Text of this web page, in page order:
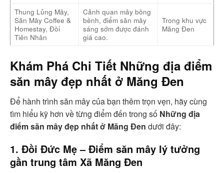
Thung Lũng Mây,
Săn Mây Coffee &
Homestay, Đồi
Tiên Nhân
Cảnh quan mây bồng
bềnh, điểm săn mây
sáng sớm được đánh
giá cao.
Trong khu vực
Măng Đen
Khám Phá Chi Tiết Những địa điểm
săn mây đẹp nhất ở Măng Đen
Để hành trình săn mây của bạn thêm trọn vẹn, hãy cùng
tìm hiểu kỹ hơn về từng điểm đến trong số Những địa
điểm săn mây đẹp nhất ở Măng Đen dưới đây:
1. Đồi Đức Mẹ – Điểm săn mây lý tưởng
gần trung tâm Xã Măng Đen